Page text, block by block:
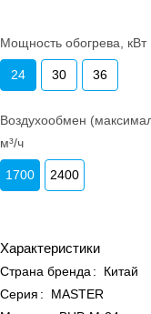
Мощность обогрева, кВт
24 30 36
Воздухообмен
м³/ч
1700 2400
Характеристики
Страна бренда :
Китай
Серия :
MASTER